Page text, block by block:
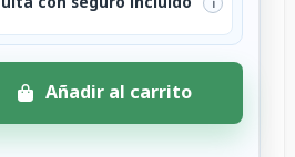
i
Añadir al carrito